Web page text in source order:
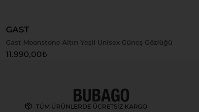
GAST
Gast Moonstone Altın Yeşil Unisex Güneş Gözlüğü
11.990,00₺
TÜM ÜRÜNLERDE ÜCRETSİZ KARGO